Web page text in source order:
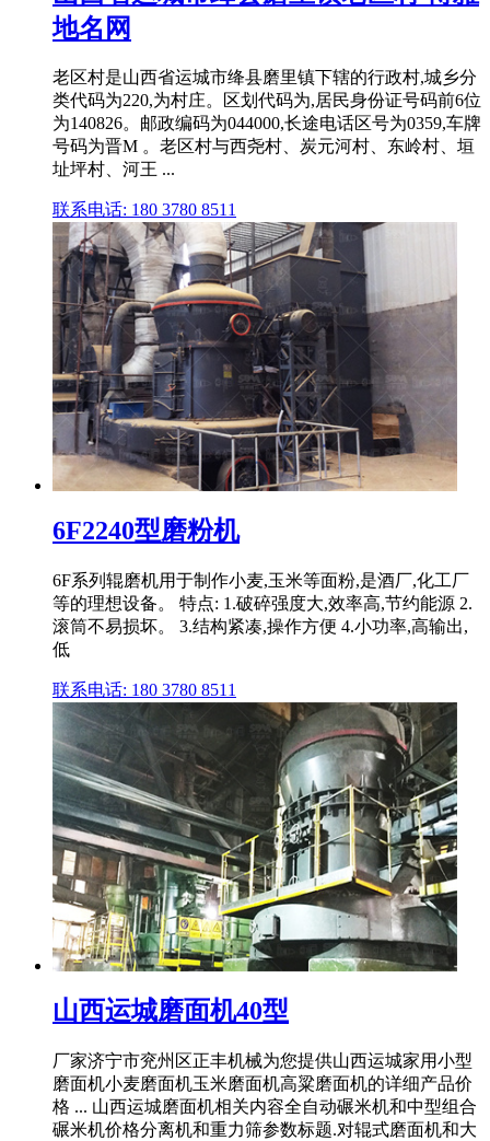
地名网
老区村是山西省运城市绛县磨里镇下辖的行政村,城乡分
类代码为220,为村庄。区划代码为,居民身份证号码前6位
为140826。邮政编码为044000,长途电话区号为0359,车牌
号码为晋M 。老区村与西尧村、炭元河村、东岭村、垣
址坪村、河王 ...
联系电话: 180 3780 8511
6F2240型磨粉机
6F系列辊磨机用于制作小麦,玉米等面粉,是酒厂,化工厂
等的理想设备。 特点: 1.破碎强度大,效率高,节约能源 2.
滚筒不易损坏。 3.结构紧凑,操作方便 4.小功率,高输出,
低
联系电话: 180 3780 8511
山西运城磨面机40型
厂家济宁市兖州区正丰机械为您提供山西运城家用小型
磨面机小麦磨面机玉米磨面机高粱磨面机的详细产品价
格 ... 山西运城磨面机相关内容全自动碾米机和中型组合
碾米机价格分离机和重力筛参数标题.对辊式磨面机和大